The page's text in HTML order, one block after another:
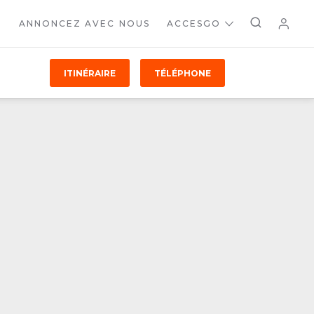
ANNONCEZ AVEC NOUS ACCESGO
ITINÉRAIRE TÉLÉPHONE